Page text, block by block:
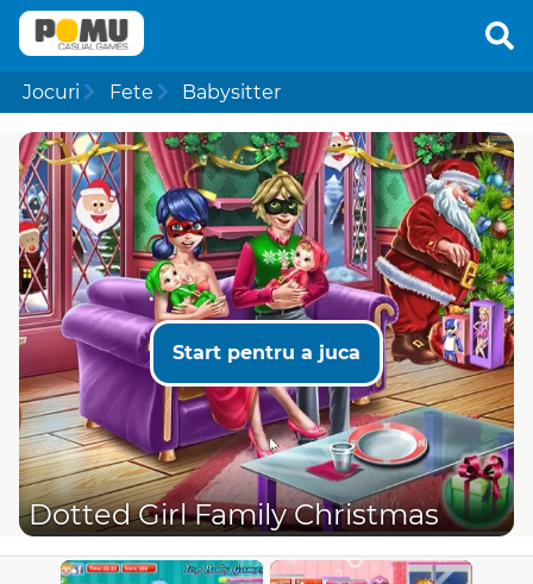
Jocuri Fete Babysitter
Start pentru a juca
Dotted Girl Family Christmas